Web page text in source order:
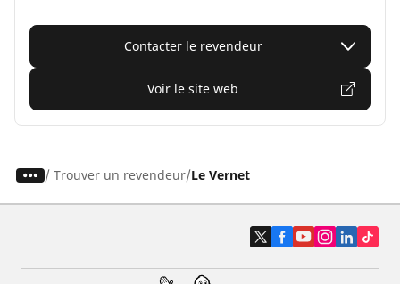
Contacter le revendeur
Voir le site web
/ Trouver un revendeur Le Vernet